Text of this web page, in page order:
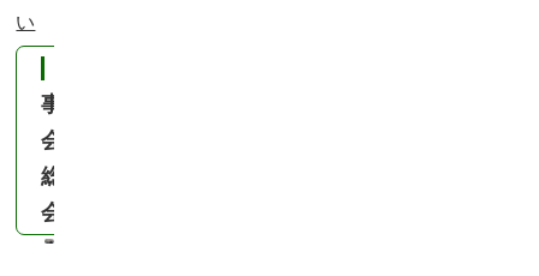
い
事
会・
総
会